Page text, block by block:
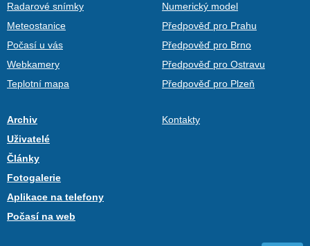
Radarové snímky
Meteostanice
Počasí u vás
Webkamery
Teplotní mapa
Numerický model
Předpověď pro Prahu
Předpověď pro Brno
Předpověď pro Ostravu
Předpověď pro Plzeň
Archiv
Uživatelé
Články
Fotogalerie
Aplikace na telefony
Počasí na web
Kontakty